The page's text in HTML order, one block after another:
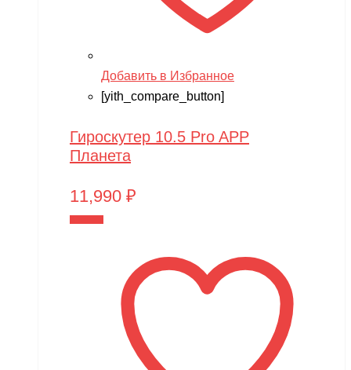
Добавить в Избранное
[yith_compare_button]
Гироскутер 10.5 Pro APP
Планета
11,990 ₽